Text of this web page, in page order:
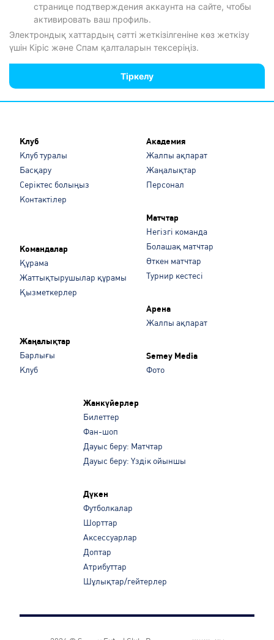
странице подтверждения аккаунта на сайте, чтобы
активировать ваш профиль.
Электрондық хаттардың сәтті жеткізілгеніне көз жеткізу
үшін Кіріс және Спам қалталарын тексеріңіз.
Тіркелу
Клуб
Клуб туралы
Басқару
Серіктес болыңыз
Контактілер
Командалар
Құрама
Жаттықтырушылар құрамы
Қызметкерлер
Жаңалықтар
Барлығы
Клуб
Академия
Жалпы ақпарат
Жаңалықтар
Персонал
Матчтар
Негізгі команда
Болашақ матчтар
Өткен матчтар
Турнир кестесі
Арена
Жалпы ақпарат
Semey Media
Фото
Жанкүйерлер
Билеттер
Фан-шоп
Дауыс беру: Матчтар
Дауыс беру: Үздік ойыншы
Дүкен
Футболкалар
Шорттар
Аксессуарлар
Доптар
Атрибуттар
Шұлықтар/гейтерлер